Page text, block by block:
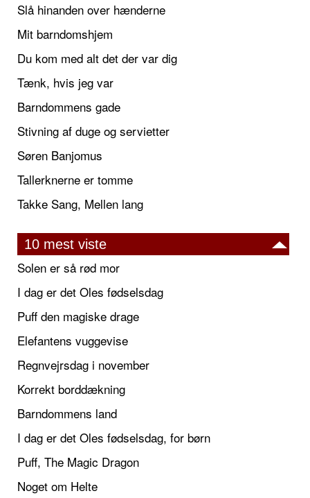
Slå hinanden over hænderne
Mit barndomshjem
Du kom med alt det der var dig
Tænk, hvis jeg var
Barndommens gade
Stivning af duge og servietter
Søren Banjomus
Tallerknerne er tomme
Takke Sang, Mellen lang
10 mest viste
Solen er så rød mor
I dag er det Oles fødselsdag
Puff den magiske drage
Elefantens vuggevise
Regnvejrsdag i november
Korrekt borddækning
Barndommens land
I dag er det Oles fødselsdag, for børn
Puff, The Magic Dragon
Noget om Helte